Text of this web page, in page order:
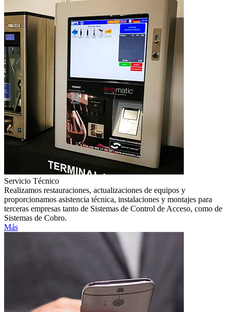
Servicio Técnico
Realizamos restauraciones, actualizaciones de equipos y
proporcionamos asistencia técnica, instalaciones y montajes para
terceras empresas tanto de Sistemas de Control de Acceso, como de
Sistemas de Cobro.
Más